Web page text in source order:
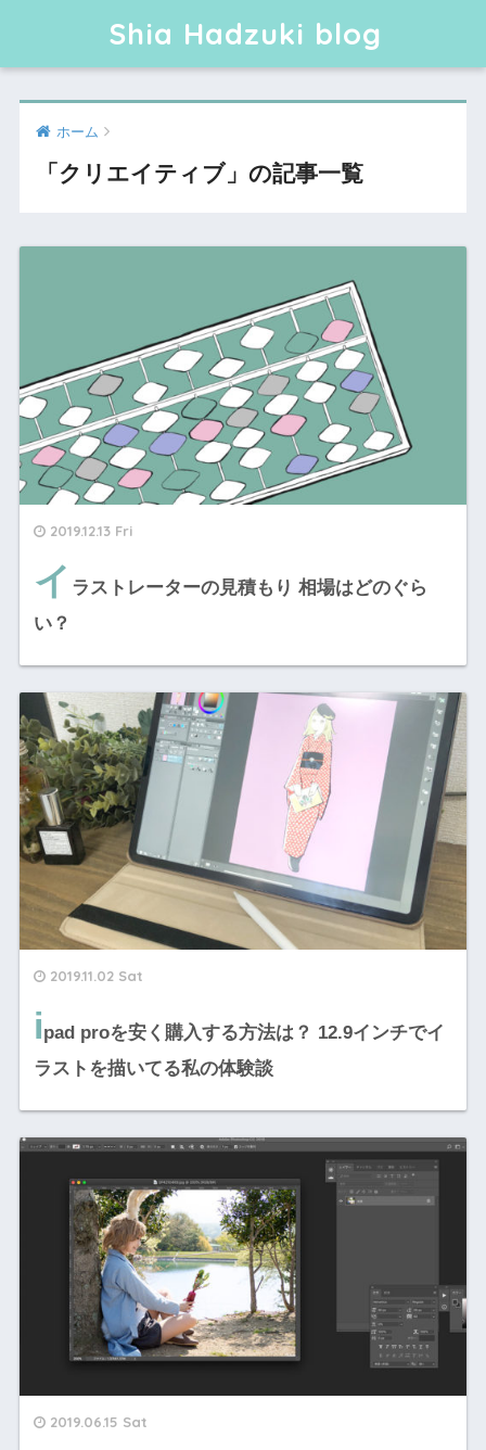
Shia Hadzuki blog
ホーム
「クリエイティブ」の記事一覧
2019.12.13 Fri
イ ラストレーターの見積もり 相場はどのぐら
い？
2019.11.02 Sat
ipad proを安く購入する方法は？ 12.9インチでイ
ラストを描いてる私の体験談
2019.06.15 Sat